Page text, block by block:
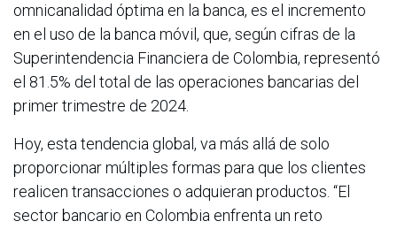
omnicanalidad óptima en la banca, es el incremento
en el uso de la banca móvil, que, según cifras de la
Superintendencia Financiera de Colombia, representó
el 81.5% del total de las operaciones bancarias del
primer trimestre de 2024.
Hoy, esta tendencia global, va más allá de solo
proporcionar múltiples formas para que los clientes
realicen transacciones o adquieran productos. “El
sector bancario en Colombia enfrenta un reto